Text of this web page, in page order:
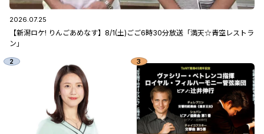
2026.07.25
【新潟ロケ! りんごあめなす】8/1(土)ごご6時30分放送「満天☆青空レストラ
ン」